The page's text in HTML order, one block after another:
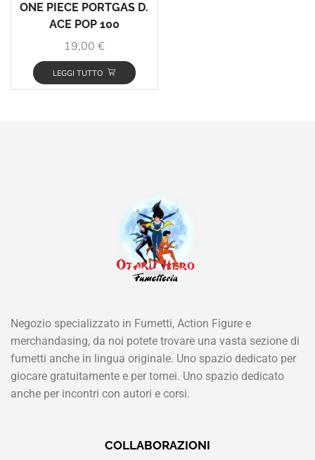
ONE PIECE PORTGAS D.
ACE POP 100
19,00 €
LEGGI TUTTO
Negozio specializzato in Fumetti, Action Figure e
merchandasing, da noi potete trovare una vasta sezione di
fumetti anche in lingua originale. Uno spazio dedicato per
giocare gratuitamente e per tornei. Uno spazio dedicato
anche per incontri con autori e corsi.
COLLABORAZIONI